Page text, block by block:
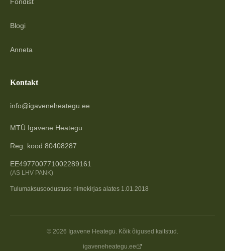
Blogi
Anneta
Kontakt
info@igaveneheategu.ee
MTÜ Igavene Heategu
Reg. kood 80408287
EE497700771002289161
(AS LHV PANK)
Tulumaksusoodustuse nimekirjas alates 1.01.2018
© 2026 Igavene Heategu. Kõik õigused kaitstud.
igaveneheategu.ee